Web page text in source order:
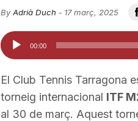
t
a
By Adrià Duch - 17 març, 2025
Reproductor
d'àudio
00:00
El Club Tennis Tarragona
torneig internacional ITF
al 30 de març. Aquest